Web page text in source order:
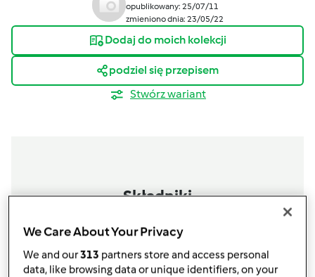
opublikowany: 25/07/11
zmieniono dnia: 23/05/22
Dodaj do moich kolekcji
podziel się przepisem
Stwórz wariant
Składniki
70gPora,pokrojonego w talarki
150gpieczarek,pokrojonych w plasterki
200g piersi z kurczaka,pokrojonej w kostkę
We Care About Your Privacy
We and our313 partners store and access personal
data, like browsing data or unique identifiers, on your